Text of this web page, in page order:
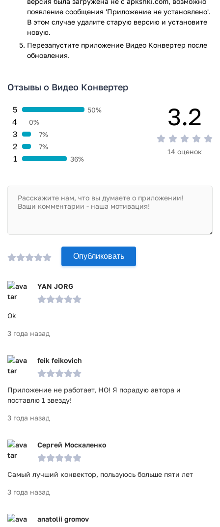
совершенно бесплатно.
Приложение Видео Конвертер прошло проверку
антивирусом VirusTotal. В результате проверки по всем
последним сигнатурам заражения файлов не выявлено.
появление сообщения 'Приложение не установлено'.
В этом случае удалите старую версию и установите
новую.
Перезапустите приложениe Видео Конвертер после
обновления.
Отзывы о Видео Конвертер
1 36%
2 7%
3 7%
4 0%
5 50% 3.2
14 оценок
Опубликовать
YAN JORG
Ok
3 года назад
feik feikovich
Приложение не работает, НО! Я порадую автора и
поставлю 1 звезду!
3 года назад
Сергей Москаленко
Самый лучший конвектор, пользуюсь больше пяти лет
3 года назад
anatolii gromov